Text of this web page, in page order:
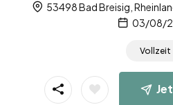
53498 Bad Breisig,
03/08/
Vollzeit